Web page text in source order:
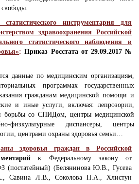
инструментария для
здравоохранения Российской
статистического наблюдения в
: Приказ Росстата от 29.09.2017 №
данные по медицинским организациям,
программах государственных
гражданам медицинской помощи и
и иные услуги, включая: лепрозории,
борьбы со СПИДом, центры медицинской
физкультурные диспансеры, центры
центрами охраны здоровья семьи…
здоровья граждан в Российской
к Федеральному закону от
(постатейный) (Белянинова Ю.В., Гусева
Савина Л.В., Соколова Н.А., Хлистун